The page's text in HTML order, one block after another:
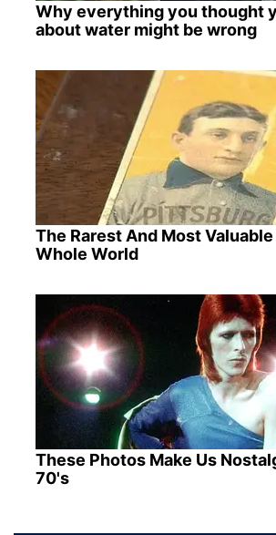
Why everything you thought
about water might be wrong
The Rarest And Most
Whole World
These Photos Make Us
70's